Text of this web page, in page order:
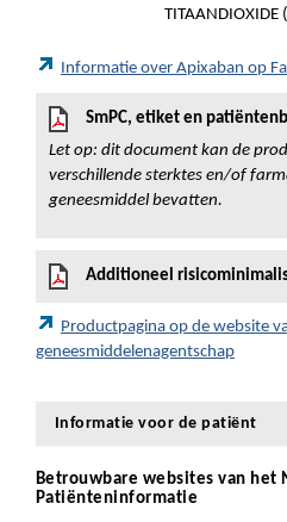
TITAANDIOXIDE
Informatie over Apixaban op
SmPC, etiket en
Let op: dit document kan de
verschillende sterktes en/of
geneesmiddel bevatten.
Additioneel
Productpagina op de website
geneesmiddelenagentschap
Informatie voor de patiënt
Betrouwbare websites van het
Patiënteninformatie